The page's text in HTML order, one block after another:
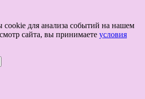
для анализа событий на нашем
сайта, вы принимаете условия